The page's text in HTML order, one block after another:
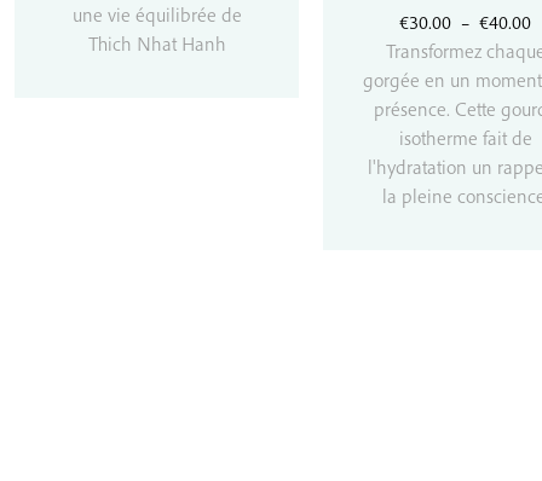
une vie équilibrée de
Thich Nhat Hanh
€30.00 – €40.00
à
Transformez
gorgée en un
présence. Cette
isotherme fait de
l'hydratation un
la pleine